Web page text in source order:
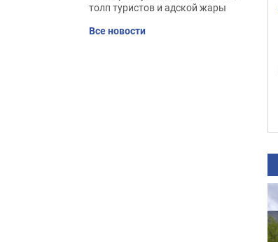
толп туристов и адской жары
Все новости